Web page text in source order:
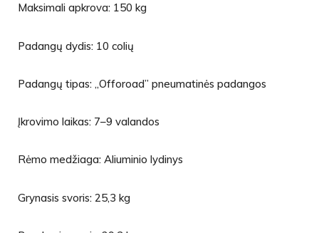
Maksimali apkrova: 150 kg
Padangų dydis: 10 colių
Padangų tipas: „Offoroad” pneumatinės padangos
Įkrovimo laikas: 7–9 valandos
Rėmo medžiaga: Aliuminio lydinys
Grynasis svoris: 25,3 kg